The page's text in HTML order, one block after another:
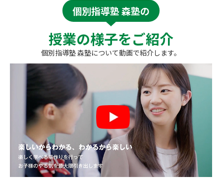
個別指導塾 森塾の
授業の様子をご紹介
個別指導塾 森塾について動画で紹介します。